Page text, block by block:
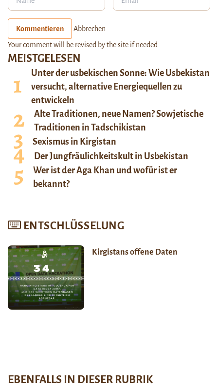
MEISTGELESEN
Unter der usbekischen Sonne: Wie Usbekistan
versucht, alternative Energiequellen zu
entwickeln
Alte Traditionen, neue Namen? Sowjetische
Traditionen in Tadschikistan
Sexismus in Kirgistan
Der Jungfräulichkeitskult in Usbekistan
Wer ist der Aga Khan und wofür ist er
bekannt?
ENTSCHLÜSSELUNG
Kirgistans offene Daten
Kommentieren Abbrechen
Your comment will be revised by the site if needed.
EBENFALLS IN DIESER RUBRIK